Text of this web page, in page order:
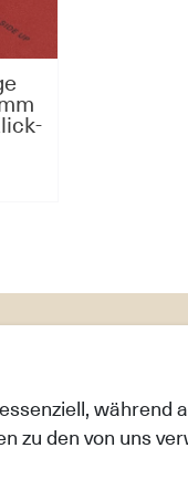
während
zu den von uns